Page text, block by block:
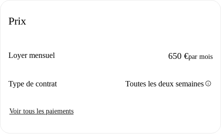
Prix
Loyer mensuel 650 €par mois
Type de contrat Toutes les deux semainesinfo
Voir tous les paiements